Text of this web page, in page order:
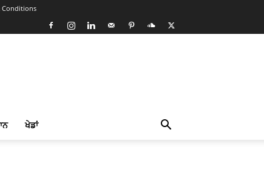
Conditions
ਖੇਡਾਂ